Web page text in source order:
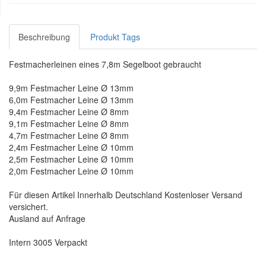
Beschreibung Produkt Tags
Festmacherleinen eines 7,8m Segelboot gebraucht
9,9m Festmacher Leine Ø 13mm
6,0m Festmacher Leine Ø 13mm
9,4m Festmacher Leine Ø 8mm
9,1m Festmacher Leine Ø 8mm
4,7m Festmacher Leine Ø 8mm
2,4m Festmacher Leine Ø 10mm
2,5m Festmacher Leine Ø 10mm
2,0m Festmacher Leine Ø 10mm
Für diesen Artikel Innerhalb Deutschland Kostenloser Versand
versichert.
Ausland auf Anfrage
Intern 3005 Verpackt